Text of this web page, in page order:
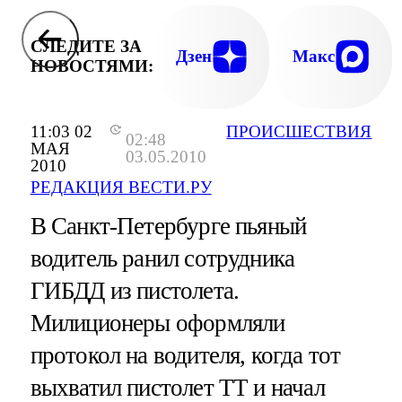
11:03 02
МАЯ
2010
02:48
03.05.2010
РЕДАКЦИЯ ВЕСТИ.РУ
ПРОИСШЕСТВИЯ
СЛЕДИТЕ ЗА
НОВОСТЯМИ:
Дзен Макс
В Санкт-Петербурге пьяный
водитель ранил сотрудника
ГИБДД из пистолета.
Милиционеры оформляли
протокол на водителя, когда тот
выхватил пистолет ТТ и начал